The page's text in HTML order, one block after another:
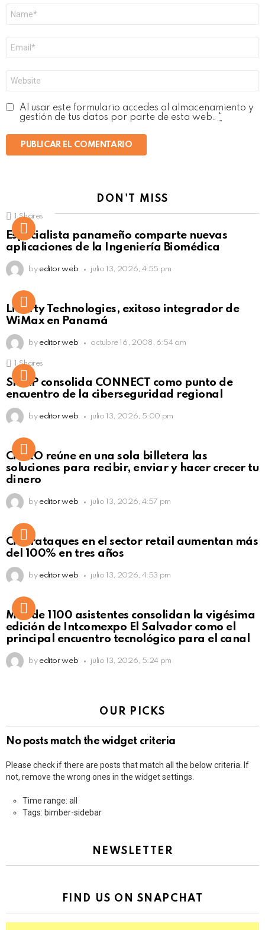
electrónico
*
Al usar este formulario accedes al almacenamiento y
gestión de tus datos por parte de esta web.
DON'T MISS
Click to view this post
Shares
Especialista panameño comparte nuevas
aplicaciones de la Ingeniería Biomédica
by editor web julio 13, 2026, 4:55 pm
Liberty Technologies, exitoso integrador de
WiMax en Panamá
by editor web octubre 16, 2008, 6:54 am
Click to view this post
Shares
SISAP consolida CONNECT como punto de
encuentro de la ciberseguridad regional
by editor web julio 13, 2026, 5:00 pm
Not Safe For Work
Click to view this post
CiNKO reúne en una sola billetera las
soluciones para recibir, enviar y hacer crecer tu
dinero
by editor web julio 13, 2026, 4:57 pm
Ciberataques en el sector retail aumentan más
del 100% en tres años
by editor web julio 13, 2026, 4:53 pm
Más de 1100 asistentes consolidan la vigésima
edición de Intcomexpo El Salvador como el
principal encuentro tecnológico para el canal
by editor web julio 13, 2026, 5:24 pm
OUR PICKS
No posts match the widget criteria
Please check if there are posts that match all the below criteria. If
not, remove the wrong ones in the widget settings.
Time range: all
Tags: bimber-sidebar
NEWSLETTER
FIND US ON SNAPCHAT